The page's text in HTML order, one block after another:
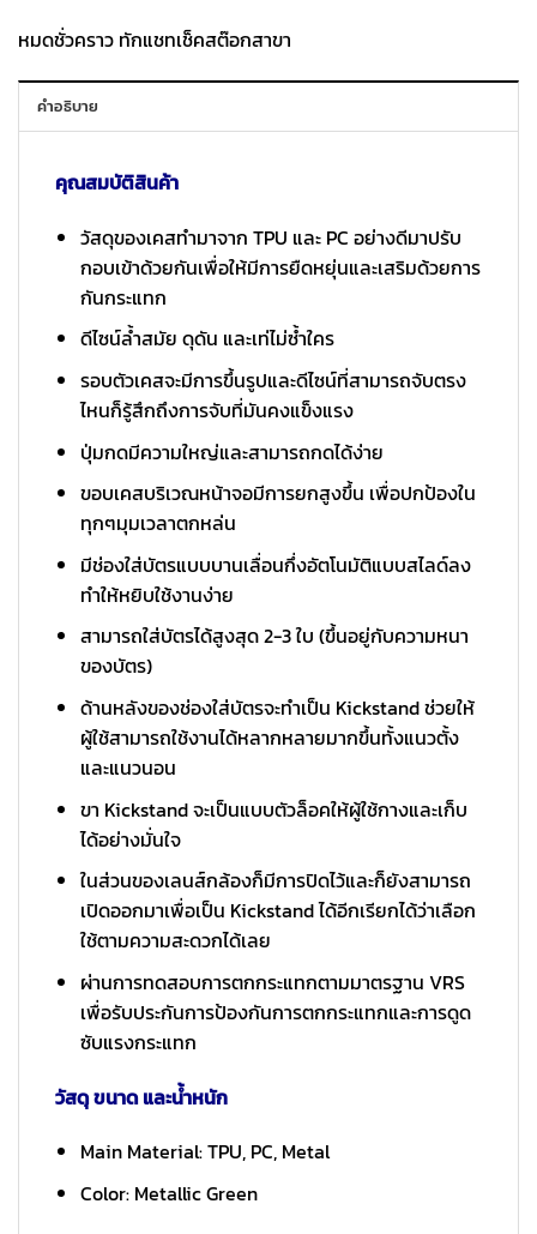
1,490 ฿.895 ฿.
หมดชั่วคราว ทักแชทเช็คสต๊อกสาขา
คำอธิบาย
คุณสมบัติสินค้า
วัสดุของเคสทำมาจาก TPU และ PC อย่างดีมาปรับ
กอบเข้าด้วยกันเพื่อให้มีการยืดหยุ่นและเสริมด้วยการ
กันกระแทก
ดีไซน์ล้ำสมัย ดุดัน และเท่ไม่ซ้ำใคร
รอบตัวเคสจะมีการขึ้นรูปและดีไซน์ที่สามารถจับตรง
ไหนก็รู้สึกถึงการจับที่มันคงแข็งแรง
ปุ่มกดมีความใหญ่และสามารถกดได้ง่าย
ขอบเคสบริเวณหน้าจอมีการยกสูงขึ้น เพื่อปกป้องใน
ทุกๆมุมเวลาตกหล่น
มีช่องใส่บัตรแบบบานเลื่อนกึ่งอัตโนมัติแบบสไลด์ลง
ทำให้หยิบใช้งานง่าย
สามารถใส่บัตรได้สูงสุด 2-3 ใบ (ขึ้นอยู่กับความหนา
ของบัตร)
ด้านหลังของช่องใส่บัตรจะทำเป็น Kickstand ช่วยให้
ผู้ใช้สามารถใช้งานได้หลากหลายมากขึ้นทั้งแนวตั้ง
และแนวนอน
ขา Kickstand จะเป็นแบบตัวล็อคให้ผู้ใช้กางและเก็บ
ได้อย่างมั่นใจ
ในส่วนของเลนส์กล้องก็มีการปิดไว้และก็ยังสามารถ
เปิดออกมาเพื่อเป็น Kickstand ได้อีกเรียกได้ว่าเลือก
ใช้ตามความสะดวกได้เลย
ผ่านการทดสอบการตกกระแทกตามมาตรฐาน VRS
เพื่อรับประกันการป้องกันการตกกระแทกและการดูด
ซับแรงกระแทก
วัสดุ ขนาด และน้ำหนัก
Main Material: TPU, PC, Metal
Color: Metallic Green